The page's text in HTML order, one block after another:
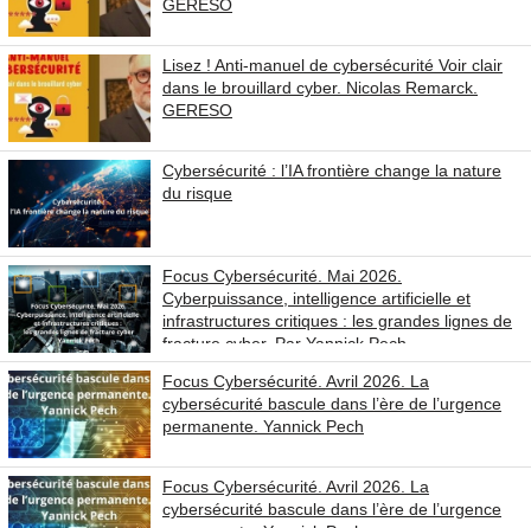
GERESO
Lisez ! Anti-manuel de cybersécurité Voir clair
dans le brouillard cyber. Nicolas Remarck.
GERESO
Cybersécurité : l’IA frontière change la nature
du risque
Focus Cybersécurité. Mai 2026.
Cyberpuissance, intelligence artificielle et
infrastructures critiques : les grandes lignes de
fracture cyber. Par Yannick Pech
Focus Cybersécurité. Avril 2026. La
cybersécurité bascule dans l’ère de l’urgence
permanente. Yannick Pech
Focus Cybersécurité. Avril 2026. La
cybersécurité bascule dans l’ère de l’urgence